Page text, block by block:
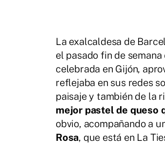
La exalcaldesa de
el pasado fin de
celebrada en Gijón,
reflejaba en sus redes
paisaje y también de la
mejor pastel de queso
obvio, acompañando a
Rosa, que está en La